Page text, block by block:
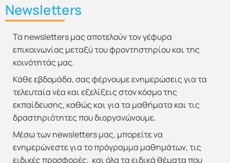
Newsletters
Τα newsletters μας αποτελούν τον γέφυρα
επικοινωνίας μεταξύ του φροντηστηρίου και της
κοινότητάς μας.
Κάθε εβδομάδα, σας φέρνουμε ενημερώσεις για τα
τελευταία νέα και εξελίξεις στον κόσμο της
εκπαίδευσης, καθώς και για τα μαθήματα και τις
δραστηριότητες που διοργανώνουμε.
Μέσω των newsletters μας, μπορείτε να
ενημερώνεστε για το πρόγραμμα μαθημάτων, τις
ειδικές προσφορές, και όλα τα ειδικά θέματα που